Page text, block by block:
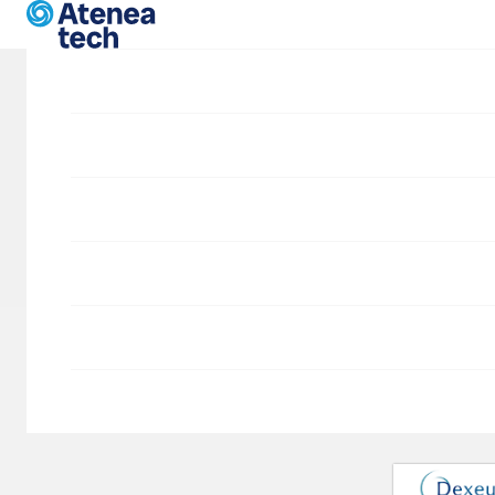
Skip to main content
de